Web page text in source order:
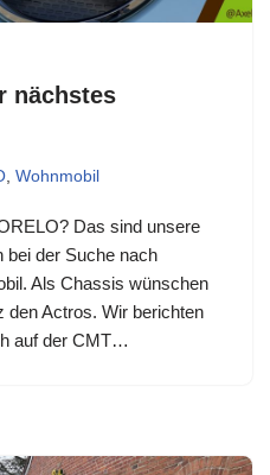
nächstes
Wohnmobil
Das sind unsere
bei der Suche nach
Als Chassis wünschen
Actros. Wir berichten
auf der CMT…